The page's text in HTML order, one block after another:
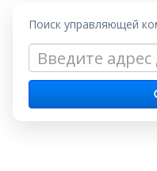
Поиск управляющей